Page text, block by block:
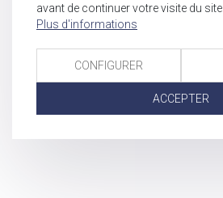
avant de continuer votre visite du site.
Plus d'informations
CONFIGURER
ACCEPTER